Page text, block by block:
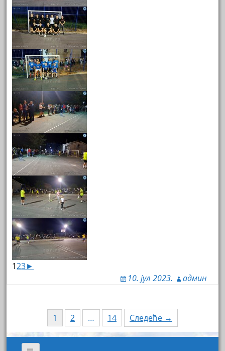
123►
10. јул 2023.
админ
Навигација
кроз
1 2 … 14 Следеће →